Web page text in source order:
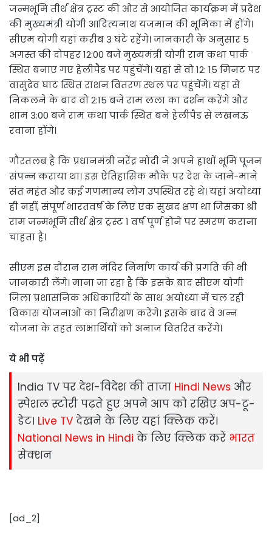
जन्मभूमि तीर्थ क्षेत्र ट्रस्ट की ओर से आयोजित कार्यक्रम में प्रदेश
की मुख्यमंत्री योगी आदित्यनाथ यजमान की भूमिका में होंगे।
सीएम योगी यहां करीब 3 घंटे रहेंगे। जानकारी के अनुसार 5
अगस्त की दोपहर 12:00 बजे मुख्यमंत्री योगी राम कथा पार्क
स्थित बनाए गए हेलीपैड पर पहुंचेंगे। यहां से वो 12: 15 मिनट पर
वासुदेव घाट स्थित राशन वितरण स्थल पर पहुंचेंगे। यहां से
निकलने के बाद वो 2:15 बजे राम लला का दर्शन करेंगे और
शाम 3:00 बजे राम कथा पार्क स्थित बने हेलीपैड से लखनऊ
रवाना होंगे।
गौरतलब है कि प्रधानमंत्री नरेंद्र मोदी ने अपने हाथों भूमि पूजन
संपन्न कराया था। इस ऐतिहासिक मौके पर देश के जाने-माने
संत महंत और कई गणमान्य लोग उपस्थित रहे थे। यहां अयोध्या
ही नहीं, संपूर्ण भारतवर्ष के लिए एक सुखद क्षण था जिसका श्री
राम जन्मभूमि तीर्थ क्षेत्र ट्रस्ट 1 वर्ष पूर्ण होने पर स्मरण कराना
चाहता है।
सीएम इस दौरान राम मंदिर निर्माण कार्य की प्रगति की भी
जानकारी लेंगे। माना जा रहा है कि इसके बाद सीएम योगी
जिला प्रशासनिक अधिकारियों के साथ अयोध्या में चल रही
विकास योजनाओं का निरीक्षण करेंगे। इसके बाद वे अन्न
योजना के तहत लाभार्थियों को अनाज वितरित करेंगे।
ये भी पढ़ें
India TV पर देश-विदेश की ताजा Hindi News और
स्‍पेशल स्‍टोरी पढ़ते हुए अपने आप को रखिए अप-टू-
डेट। Live TV देखने के लिए यहां क्लिक करें।
National News in Hindi के लिए क्लिक करें भारत
सेक्‍शन
[ad_2]